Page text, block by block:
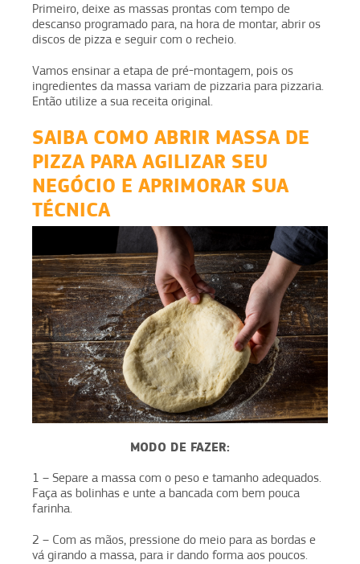
Primeiro, deixe as massas prontas com tempo de
descanso programado para, na hora de montar, abrir os
discos de pizza e seguir com o recheio.
Vamos ensinar a etapa de pré-montagem, pois os
ingredientes da massa variam de pizzaria para pizzaria.
Então utilize a sua receita original.
SAIBA COMO ABRIR MASSA DE
PIZZA PARA AGILIZAR SEU
NEGÓCIO E APRIMORAR SUA
TÉCNICA
MODO DE FAZER:
1 – Separe a massa com o peso e tamanho adequados.
Faça as bolinhas e unte a bancada com bem pouca
farinha.
2 – Com as mãos, pressione do meio para as bordas e
vá girando a massa, para ir dando forma aos poucos.